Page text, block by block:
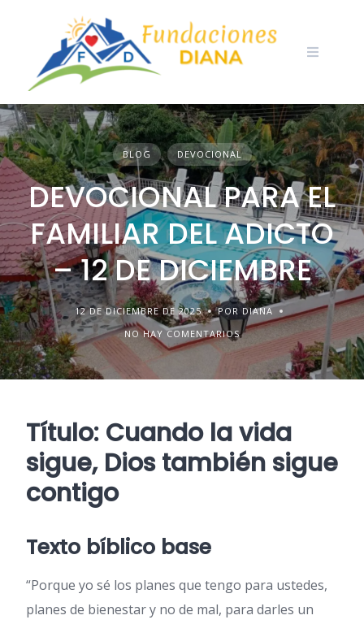
BLOG DEVOCIONAL
DEVOCIONAL PARA EL
FAMILIAR DEL ADICTO
– 12 DE DICIEMBRE
12 DE DICIEMBRE DE 2025
POR DIANA
NO HAY COMENTARIOS
Título: Cuando la vida
sigue, Dios también sigue
contigo
Texto bíblico base
“Porque yo sé los planes que tengo para ustedes,
planes de bienestar y no de mal, para darles un